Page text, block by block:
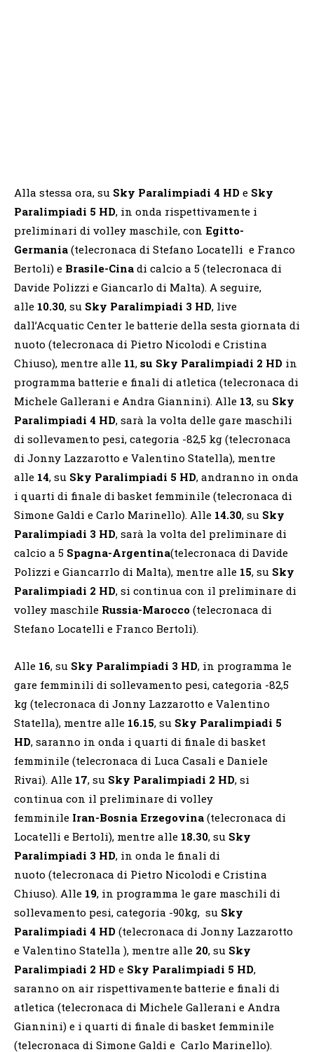
Alla stessa ora, su Sky Paralimpiadi 4 HD e Sky
Paralimpiadi 5 HD, in onda rispettivamente i
preliminari di volley maschile, con Egitto-
Germania (telecronaca di Stefano Locatelli e Franco
Bertoli) e Brasile-Cina di calcio a 5 (telecronaca di
Davide Polizzi e Giancarlo di Malta). A seguire,
alle 10.30, su Sky Paralimpiadi 3 HD, live
dall’Acquatic Center le batterie della sesta giornata di
nuoto (telecronaca di Pietro Nicolodi e Cristina
Chiuso), mentre alle 11, su Sky Paralimpiadi 2 HD in
programma batterie e finali di atletica (telecronaca di
Michele Gallerani e Andra Giannini). Alle 13, su Sky
Paralimpiadi 4 HD, sarà la volta delle gare maschili
di sollevamento pesi, categoria -82,5 kg (telecronaca
di Jonny Lazzarotto e Valentino Statella), mentre
alle 14, su Sky Paralimpiadi 5 HD, andranno in onda
i quarti di finale di basket femminile (telecronaca di
Simone Galdi e Carlo Marinello). Alle 14.30, su Sky
Paralimpiadi 3 HD, sarà la volta del preliminare di
calcio a 5 Spagna-Argentina(telecronaca di Davide
Polizzi e Giancarrlo di Malta), mentre alle 15, su Sky
Paralimpiadi 2 HD, si continua con il preliminare di
volley maschile Russia-Marocco (telecronaca di
Stefano Locatelli e Franco Bertoli).
Alle 16, su Sky Paralimpiadi 3 HD, in programma le
gare femminili di sollevamento pesi, categoria -82,5
kg (telecronaca di Jonny Lazzarotto e Valentino
Statella), mentre alle 16.15, su Sky Paralimpiadi 5
HD, saranno in onda i quarti di finale di basket
femminile (telecronaca di Luca Casali e Daniele
Rivai). Alle 17, su Sky Paralimpiadi 2 HD, si
continua con il preliminare di volley
femminile Iran-Bosnia Erzegovina (telecronaca di
Locatelli e Bertoli), mentre alle 18.30, su Sky
Paralimpiadi 3 HD, in onda le finali di
nuoto (telecronaca di Pietro Nicolodi e Cristina
Chiuso). Alle 19, in programma le gare maschili di
sollevamento pesi, categoria -90kg, su Sky
Paralimpiadi 4 HD (telecronaca di Jonny Lazzarotto
e Valentino Statella ), mentre alle 20, su Sky
Paralimpiadi 2 HD e Sky Paralimpiadi 5 HD,
saranno on air rispettivamente batterie e finali di
atletica (telecronaca di Michele Gallerani e Andra
Giannini) e i quarti di finale di basket femminile
(telecronaca di Simone Galdi e Carlo Marinello).